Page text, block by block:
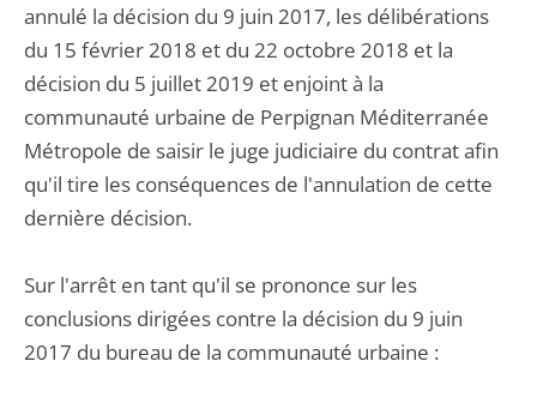
annulé la décision du 9 juin 2017, les délibérations
du 15 février 2018 et du 22 octobre 2018 et la
décision du 5 juillet 2019 et enjoint à la
communauté urbaine de Perpignan Méditerranée
Métropole de saisir le juge judiciaire du contrat afin
qu'il tire les conséquences de l'annulation de cette
dernière décision.
Sur l'arrêt en tant qu'il se prononce sur les
conclusions dirigées contre la décision du 9 juin
2017 du bureau de la communauté urbaine :